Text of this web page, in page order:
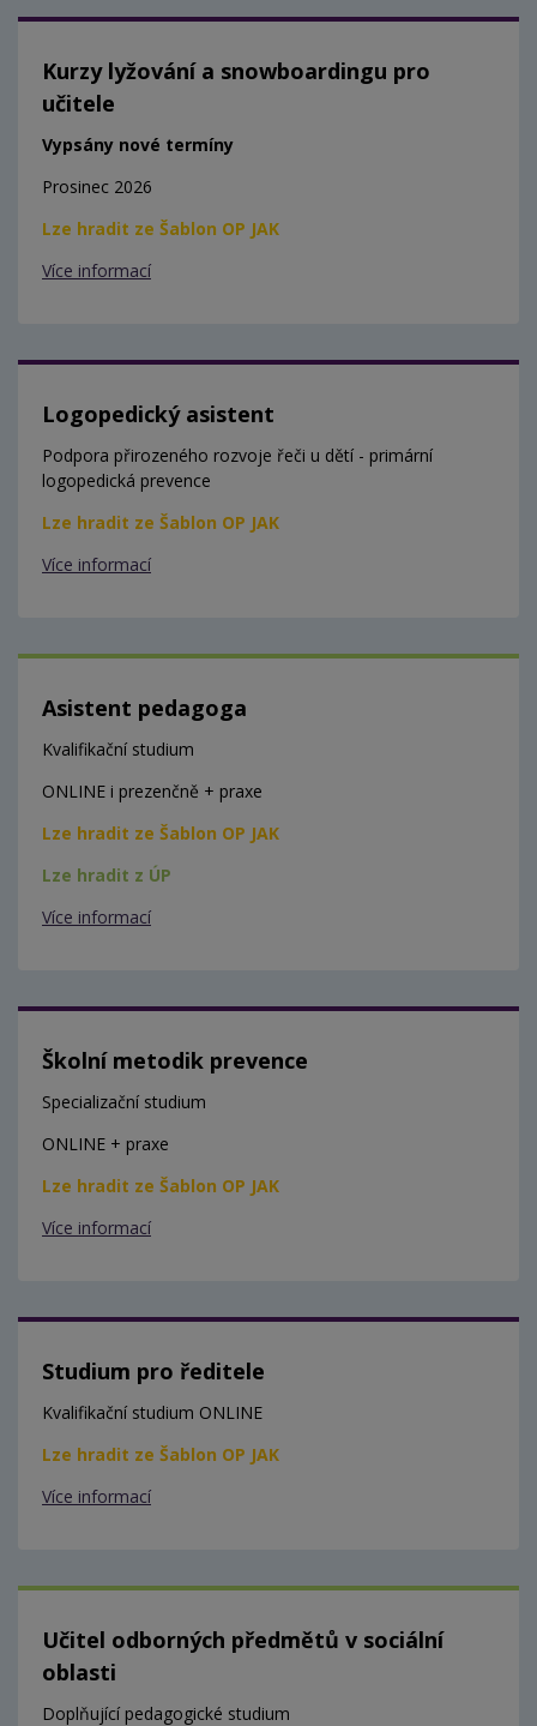
Kurzy lyžování a snowboardingu pro
učitele
Vypsány nové termíny
Prosinec 2026
Lze hradit ze Šablon OP JAK
Více informací
Logopedický asistent
Podpora přirozeného rozvoje řeči u dětí - primární
logopedická prevence
Lze hradit ze Šablon OP JAK
Více informací
Asistent pedagoga
Kvalifikační studium
ONLINE i prezenčně + praxe
Lze hradit ze Šablon OP JAK
Lze hradit z ÚP
Více informací
Školní metodik prevence
Specializační studium
ONLINE + praxe
Lze hradit ze Šablon OP JAK
Více informací
Studium pro ředitele
Kvalifikační studium ONLINE
Lze hradit ze Šablon OP JAK
Více informací
Učitel odborných předmětů v sociální
oblasti
Doplňující pedagogické studium